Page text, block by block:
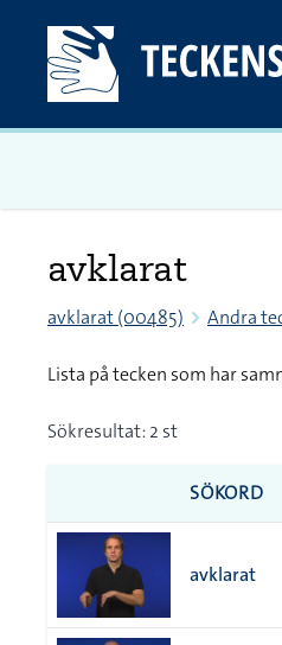
avklarat
avklarat (00485) Andra
Lista på tecken som har
Sökresultat: 2 st
SÖKORD
avklarat